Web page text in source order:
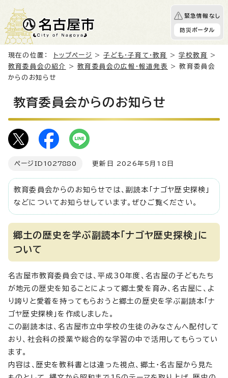
緊急情報なし
防災ポータル
現在の位置： トップページ >子ども・子育て・教育 >学校教育
>
教育委員会の紹介
>教育委員会の広報・報道発表
> 教育委員会
からのお知らせ
教育委員会からのお知らせ
ページID 1027880 更新日 2026年5月18日
教育委員会からのお知らせでは、副読本「ナゴヤ歴史探検」
などについてお知らせしています。ぜひご覧ください。
郷土の歴史を学ぶ副読本「ナゴヤ歴史探検」に
ついて
名古屋市教育委員会では、平成30年度、名古屋の子どもたち
が地元の歴史を知ることによって郷土愛を育み、名古屋に、よ
り誇りと愛着を持ってもらおうと郷土の歴史を学ぶ副読本「ナ
ゴヤ歴史探検」を作成しました。
この副読本は、名古屋市立中学校の生徒のみなさんへ配付して
おり、社会科の授業や総合的な学習の中で活用してもらってい
ます。
内容は、歴史を教科書とは違った視点、郷土・名古屋から見た